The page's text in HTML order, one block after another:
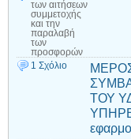
των αιτήσεων
συμμετοχής
και την
παραλαβή
των
προσφορών
1 Σχόλιο
ΤΟΥ